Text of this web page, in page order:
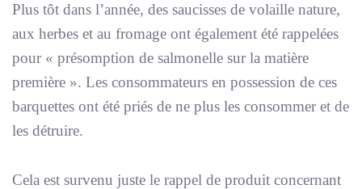
Plus tôt dans l’année, des saucisses de volaille nature,
aux herbes et au fromage ont également été rappelées
pour « présomption de salmonelle sur la matière
première ». Les consommateurs en possession de ces
barquettes ont été priés de ne plus les consommer et de
les détruire.
Cela est survenu juste le rappel de produit concernant